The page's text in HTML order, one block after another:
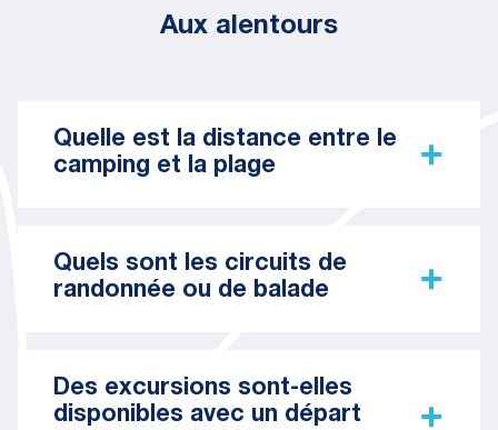
Aux alentours
Quelle est la distance entre le
camping et la plage
Quels sont les circuits de
randonnée ou de balade
Des excursions sont-elles
disponibles avec un départ